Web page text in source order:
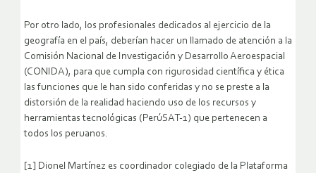
Por otro lado, los profesionales dedicados al ejercicio de la
geografía en el país, deberían hacer un llamado de atención a la
Comisión Nacional de Investigación y Desarrollo Aeroespacial
(CONIDA), para que cumpla con rigurosidad científica y ética
las funciones que le han sido conferidas y no se preste a la
distorsión de la realidad haciendo uso de los recursos y
herramientas tecnológicas (PerúSAT-1) que pertenecen a
todos los peruanos.
[1] Dionel Martínez es coordinador colegiado de la Plataforma